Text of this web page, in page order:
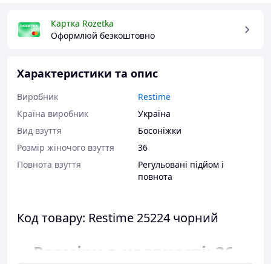
Картка Rozetka
Оформлюй безкоштовно
Характеристики та опис
Виробник
Restime
Країна виробник
Україна
Вид взуття
Босоніжки
Розмір жіночого взуття
36
Повнота взуття
Регульовані підйом і
повнота
Код товару: Restime 25224 чорний
Розміри в наявності: 36.